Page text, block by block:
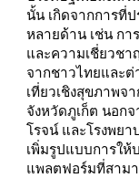
นั้น เกิดจากการที่
หลายด้าน เช่น กา
และความเชี่ยวช
จากชาวไทยและต่
เที่ยวเชิงสุขภาพจ
จังหวัดภูเก็ต นอก
โรจน์ และโรงพยา
เพิ่มรูปแบบการให้
แพลตฟอร์มที่สามา